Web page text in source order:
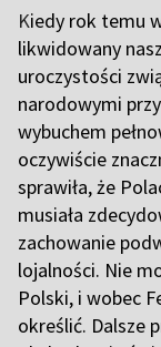
Kiedy rok temu
likwidowany
uroczystości
narodowymi
wybuchem
oczywiście
sprawiła, że
musiała
zachowanie
lojalności. Nie
Polski, i wobec
określić. Dalsze